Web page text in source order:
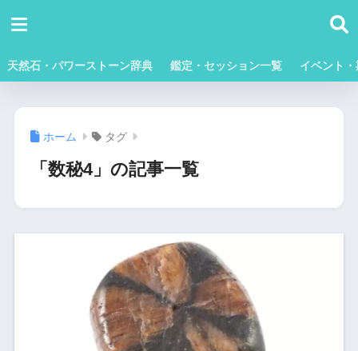
天然石・パワーストーン辞典 鑑定・セッション一覧 イベント
ホーム タグ
「数秘4」の記事一覧